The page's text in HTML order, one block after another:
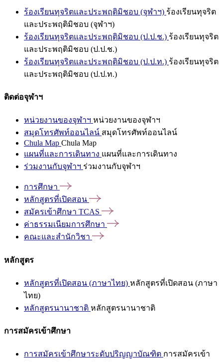
ร้องเรียนทุจริตและประพฤติมิชอบ (จุฬาฯ) ร้องเรียนทุจริต
และประพฤติมิชอบ (จุฬาฯ)
ร้องเรียนทุจริตและประพฤติมิชอบ (ป.ป.ช.) ร้องเรียนทุจริต
และประพฤติมิชอบ (ป.ป.ช.)
ร้องเรียนทุจริตและประพฤติมิชอบ (ป.ป.ท.) ร้องเรียนทุจริต
และประพฤติมิชอบ (ป.ป.ท.)
ติดต่อจุฬาฯ
หน่วยงานของจุฬาฯ หน่วยงานของจุฬาฯ
สมุดโทรศัพท์ออนไลน์ สมุดโทรศัพท์ออนไลน์
Chula Map Chula Map
แผนที่และการเดินทาง แผนที่และการเดินทาง
ร่วมงานกับจุฬาฯ ร่วมงานกับจุฬาฯ
การศึกษา
หลักสูตรที่เปิดสอน
สมัครเข้าศึกษา TCAS
ค่าธรรมเนียมการศึกษา
คณะและสำนักวิชา
หลักสูตร
หลักสูตรที่เปิดสอน (ภาษาไทย) หลักสูตรที่เปิดสอน (ภาษา
ไทย)
หลักสูตรนานาชาติ หลักสูตรนานาชาติ
การสมัครเข้าศึกษา
การสมัครเข้าศึกษาระดับปริญญาบัณฑิต การสมัครเข้า